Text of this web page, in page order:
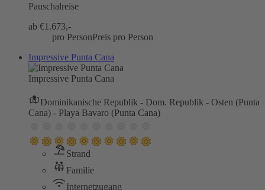
Pauschalreise
ab €1.673,-
pro PersonPreis pro Person
Impressive Punta Cana
Impressive Punta Cana
Dominikanische Republik - Dom. Republik - Osten (Punta
Cana) - Playa Bavaro (Punta Cana)
Strand
Familie
Internetzugang